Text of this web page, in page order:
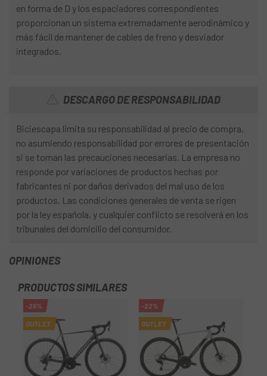
en forma de D y los espaciadores correspondientes
proporcionan un sistema extremadamente aerodinámico y
más fácil de mantener de cables de freno y desviador
integrados.
DESCARGO DE RESPONSABILIDAD
Biciescapa limita su responsabilidad al precio de compra,
no asumiendo responsabilidad por errores de presentación
si se toman las precauciones necesarias. La empresa no
responde por variaciones de productos hechas por
fabricantes ni por daños derivados del mal uso de los
productos. Las condiciones generales de venta se rigen
por la ley española, y cualquier conflicto se resolverá en los
tribunales del domicilio del consumidor.
OPINIONES
PRODUCTOS SIMILARES
-25%
OUTLET
-22%
OUTLET